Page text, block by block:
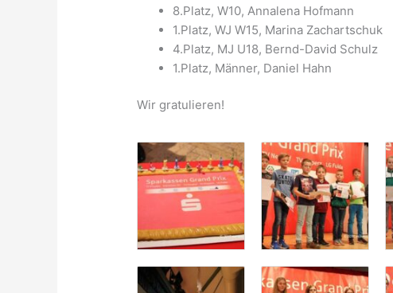
8.Platz, W10, Annalena Hofmann
1.Platz, WJ W15, Marina Zachartschuk
4.Platz, MJ U18, Bernd-David Schulz
1.Platz, Männer, Daniel Hahn
Wir gratulieren!